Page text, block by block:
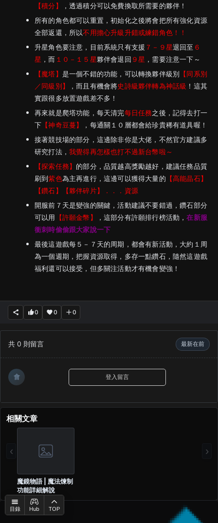
【積分】
，透過積分可以免費換取所需要的夥伴！
所有的角色都可以重置，初始化之後將會把所有強化資源
全部返還，所以不用擔心升級升錯或練錯角色！！
升星角色要注意，目前系統只有支援 ７－９星退回至 ６
星 ，而 １０－１５星夥伴會退回 ９星 ，需要注意一下～
【魔塔】 是一個不錯的功能，可以轉換夥伴級別 【同系別
／同級別】
，而且有機會將史詩級夥伴轉為神話級 ！這其
實跟很多放置遊戲差不多！
再來就是爬塔功能，每天清完每日任務之後，記得去打一
下 【神奇豆蔓】
，每通關１０層都會給珍貴稀有道具喔！
接著競技場的部分，這邊除非你是大佬，不然官方建議多
研究打法， 我覺得再怎樣也打不過新台幣啦～
【探索任務】 的部分，品質越高獎勵越好，建議任務品質
刷到紫色為主再進行，這邊可以獲得大量的 【高能晶石】
【鑽石】【夥伴碎片】．．．資源
開服前７天是變強的關鍵，活動建議不要錯過，鑽石部分
可以用 【許願金幣】 ，這部分有許願排行榜活動，在新服
衝刺時偷偷跟大家說一下
最後這遊戲每５－７天的周期，都會有新活動，大約１周
為一個週期，把握資源取得，多存一點鑽石，隨然這遊戲
福利還可以接受，但多關注活動才有機會變強！
0 0 0
共 0 則留言 最新在前
會 登入留言
相關文章
‹
魔鏡物語 | 魔法煉制
功能詳細解說
›
目錄 Hub TOP